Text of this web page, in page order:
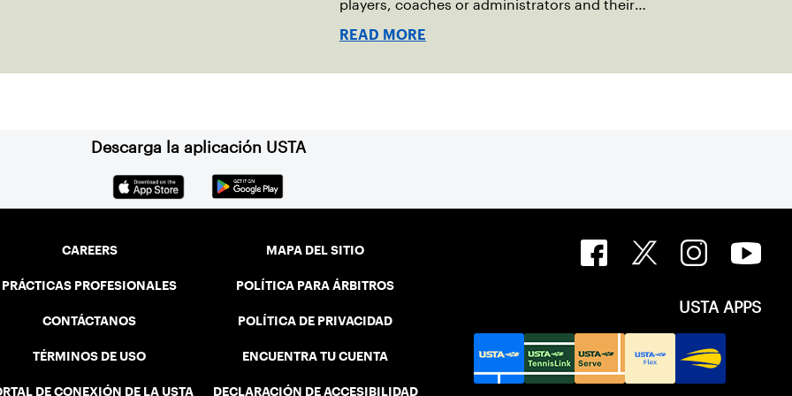
players, coaches or administrators and their
contribution to the sport.
READ MORE
Descarga la aplicación USTA
CAREERS
PRÁCTICAS PROFESIONALES
CONTÁCTANOS
TÉRMINOS DE USO
DE CONEXIÓN DE LA USTA
MAPA DEL SITIO
POLÍTICA PARA ÁRBITROS
POLÍTICA DE PRIVACIDAD
ENCUENTRA TU CUENTA
DECLARACIÓN DE ACCESIBILIDAD
USTA APPS